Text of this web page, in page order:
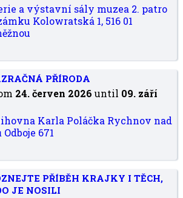
a výstavní sály muzea 2. patro
Kolowratská 1, 516 01
PŘÍRODA
24. červen 2026 until 09. září
Karla Poláčka Rychnov nad
671
PŘÍBĚH KRAJKY I TĚCH,
JE NOSILI